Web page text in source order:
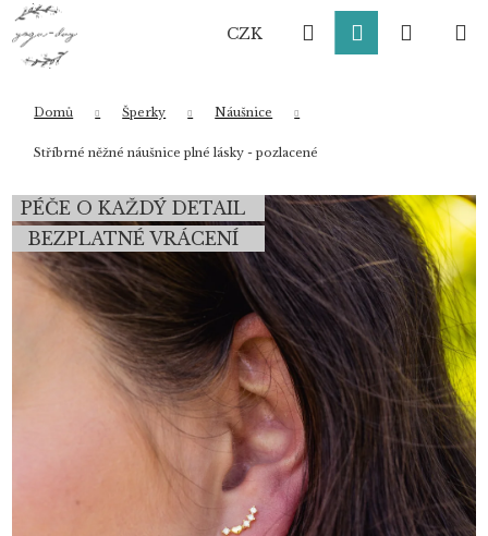
Přejít
obsah
CZK HledatPřihlášení
Domů Šperky Náušnice
Stříbrné něžné náušnice plné lásky - pozlacené
PÉČE O KAŽDÝ DETAIL
BEZPLATNÉ VRÁCENÍ
K
o
Zpět
Zpět
Co potřebujete najít?
HLEDAT
Doporučujeme